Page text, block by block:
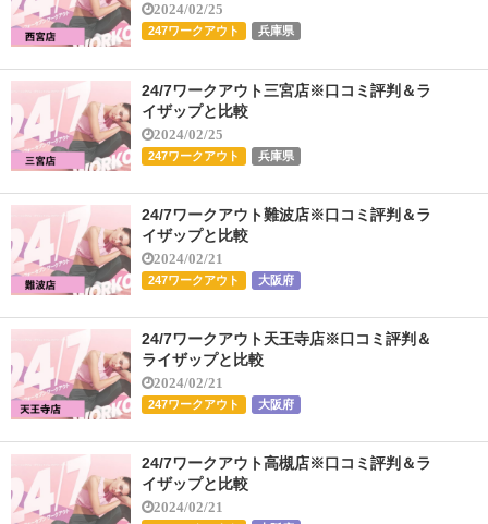
2024/02/25
247ワークアウト 兵庫県
24/7ワークアウト三宮店※口コミ評判＆ラ
イザップと比較
2024/02/25
247ワークアウト 兵庫県
24/7ワークアウト難波店※口コミ評判＆ラ
イザップと比較
2024/02/21
247ワークアウト 大阪府
24/7ワークアウト天王寺店※口コミ評判＆
ライザップと比較
2024/02/21
247ワークアウト 大阪府
24/7ワークアウト高槻店※口コミ評判＆ラ
イザップと比較
2024/02/21